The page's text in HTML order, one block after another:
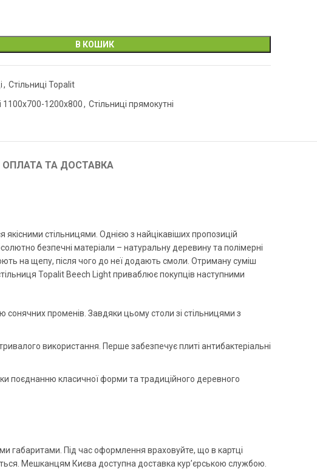
В КОШИК
, Стільниці Topalit
1100х700-1200х800, Стільниці прямокутні
ОПЛАТА ТА ДОСТАВКА
стільницями. Однією з найцікавіших пропозицій
безпечні матеріали – натуральну деревину та полімерні
на щепу, після чого до неї додають смоли. Отриману суміш
Topalit Beech Light приваблює покупців наступними
сонячних променів. Завдяки цьому столи зі стільницями з
тривалого використання. Перше забезпечує плиті антибактеріальні
поєднанню класичної форми та традиційного деревного
габаритами. Під час оформлення враховуйте, що в картці
Мешканцям Києва доступна доставка кур’єрською службою.